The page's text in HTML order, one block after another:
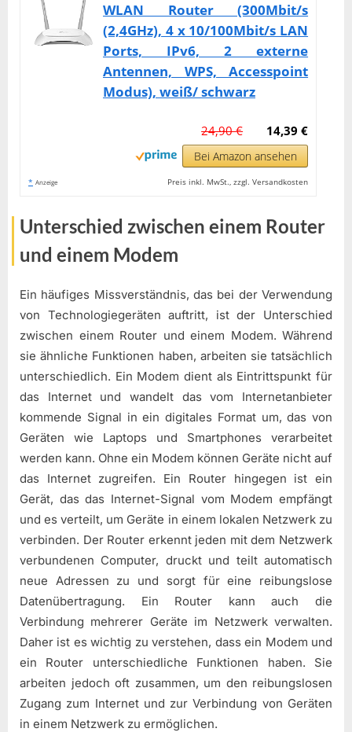
WLAN Router (300Mbit/s
(2,4GHz), 4 x 10/100Mbit/s LAN
Ports, IPv6, 2 externe
Antennen, WPS, Accesspoint
Modus), weiß/ schwarz
14,39 €
24,90 €
Bei Amazon ansehen
* Anzeige Preis inkl. MwSt., zzgl. Versandkosten
Unterschied zwischen einem Router
und einem Modem
Ein häufiges Missverständnis, das bei der Verwendung
von Technologiegeräten auftritt, ist der Unterschied
zwischen einem Router und einem Modem. Während
sie ähnliche Funktionen haben, arbeiten sie tatsächlich
unterschiedlich. Ein Modem dient als Eintrittspunkt für
das Internet und wandelt das vom Internetanbieter
kommende Signal in ein digitales Format um, das von
Geräten wie Laptops und Smartphones verarbeitet
werden kann. Ohne ein Modem können Geräte nicht auf
das Internet zugreifen. Ein Router hingegen ist ein
Gerät, das das Internet-Signal vom Modem empfängt
und es verteilt, um Geräte in einem lokalen Netzwerk zu
verbinden. Der Router erkennt jeden mit dem Netzwerk
verbundenen Computer, druckt und teilt automatisch
neue Adressen zu und sorgt für eine reibungslose
Datenübertragung. Ein Router kann auch die
Verbindung mehrerer Geräte im Netzwerk verwalten.
Daher ist es wichtig zu verstehen, dass ein Modem und
ein Router unterschiedliche Funktionen haben. Sie
arbeiten jedoch oft zusammen, um den reibungslosen
Zugang zum Internet und zur Verbindung von Geräten
in einem Netzwerk zu ermöglichen.